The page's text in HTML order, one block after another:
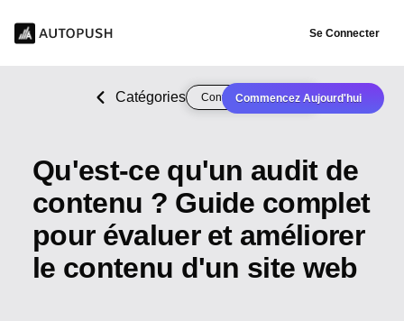
Se Connecter
Commencez Aujourd'hui
Catégories Content Optimization
Qu'est-ce qu'un audit de
contenu ? Guide complet
pour évaluer et améliorer
le contenu d'un site web